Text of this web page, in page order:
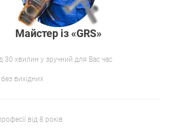
Майстер із «GRS»
30 хвилин у зручний для Вас час
вихідних
від 8 років